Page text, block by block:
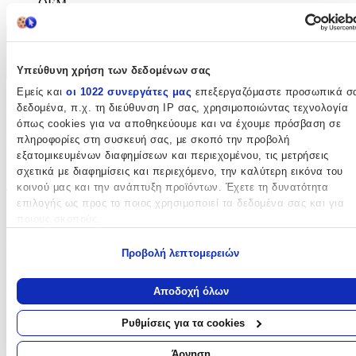
Υπεύθυνη χρήση των δεδομένων σας
Εμείς και οι 1022 συνεργάτες μας επεξεργαζόμαστε προσωπικά
δεδομένα, π.χ. τη διεύθυνση IP σας, χρησιμοποιώντας τεχνολογία
όπως cookies για να αποθηκεύουμε και να έχουμε πρόσβαση σε
πληροφορίες στη συσκευή σας, με σκοπό την προβολή
εξατομικευμένων διαφημίσεων και περιεχομένου, τις μετρήσεις
σχετικά με διαφημίσεις και περιεχόμενο, την καλύτερη εικόνα του
κοινού μας και την ανάπτυξη προϊόντων. Έχετε τη δυνατότητα
επιλογής ως προς το ποιος χρησιμοποιεί τα δεδομένα σας και για
Εάν μας επιτρέπετε, θα θέλαμε επίσης:
τοποθεσία, οι οποίες μπορεί να είναι ακριβείς σε απόσταση
Να αναγνωρίσουμε τη συσκευή σας σαρώνοντας ενεργά για
συγκεκριμένα χαρακτηριστικά (δακτυλικό αποτύπωμα)
Μάθετε περισσότερα σχετικά με τον τρόπο επεξεργασίας των
Προβολή λεπτομερειών
Αποδοχή όλων
Ρυθμίσεις για τα cookies
OEM
Χαρακτηριστικά
+
Χαρακτηριστικά
Θέμα:
Αυτοκίνητα
Τύπος:
Κατασκευαστής: